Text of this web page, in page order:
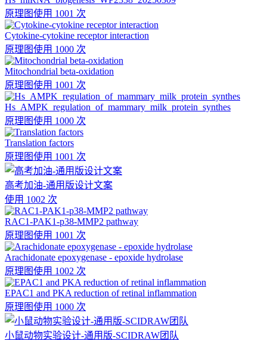
原理图使用 1001 次
Cytokine-cytokine receptor interaction
原理图使用 1000 次
Mitochondrial beta-oxidation
原理图使用 1001 次
Hs_AMPK_regulation_of_mammary_milk_protein_synthes
原理图使用 1000 次
Translation factors
原理图使用 1001 次
高考加油-通用版设计文案
使用 1002 次
RAC1-PAK1-p38-MMP2 pathway
原理图使用 1001 次
Arachidonate epoxygenase - epoxide hydrolase
原理图使用 1002 次
EPAC1 and PKA reduction of retinal inflammation
原理图使用 1000 次
小鼠动物实验设计-通用版-SCIDRAW团队